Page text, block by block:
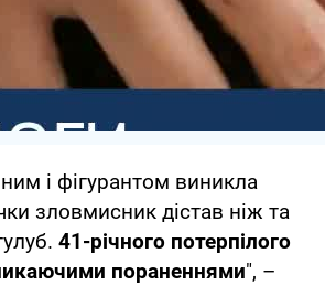
і фігурантом виникла
зловмисник дістав ніж та
41-річного потерпілого
пораненнями", –